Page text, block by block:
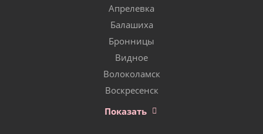
Апрелевка
Балашиха
Бронницы
Видное
Волоколамск
Воскресенск
Показать